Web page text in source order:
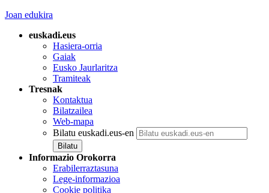
Joan edukira
euskadi.eus
Hasiera-orria
Gaiak
Eusko Jaurlaritza
Tramiteak
Tresnak
Kontaktua
Bilatzailea
Web-mapa
Bilatu euskadi.eus-en
Informazio Orokorra
Erabilerraztasuna
Lege-informazioa
Cookie politika